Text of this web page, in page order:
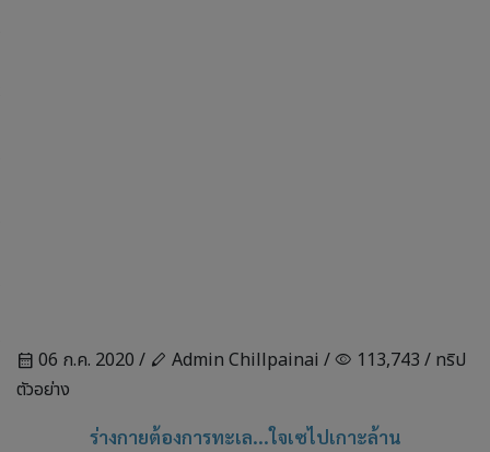
calendar_month 06 ก.ค. 2020 / stylus Admin Chillpainai / visibility 113,743 / ทริป
ตัวอย่าง
ร่างกายต้องการทะเล...ใจเซไปเกาะล้าน